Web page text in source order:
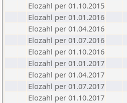
Elozahl per 01.10.2015
Elozahl per 01.01.2016
Elozahl per 01.04.2016
Elozahl per 01.07.2016
Elozahl per 01.10.2016
Elozahl per 01.01.2017
Elozahl per 01.04.2017
Elozahl per 01.07.2017
Elozahl per 01.10.2017